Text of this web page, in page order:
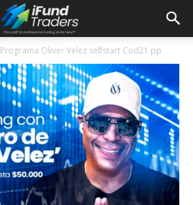
Programa Oliver Velez selfstart Cod21 pp